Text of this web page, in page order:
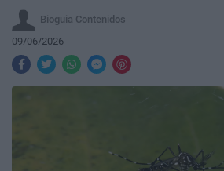
Bioguia Contenidos
09/06/2026